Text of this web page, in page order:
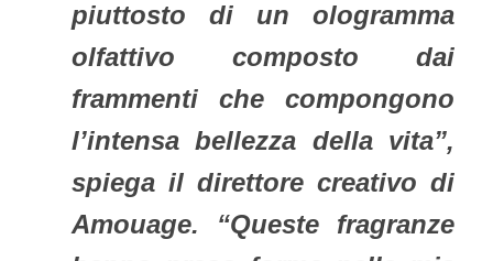
piuttosto di un ologramma
olfattivo composto dai
frammenti che compongono
l’intensa bellezza della vita”,
spiega il direttore creativo di
Amouage. “Queste fragranze